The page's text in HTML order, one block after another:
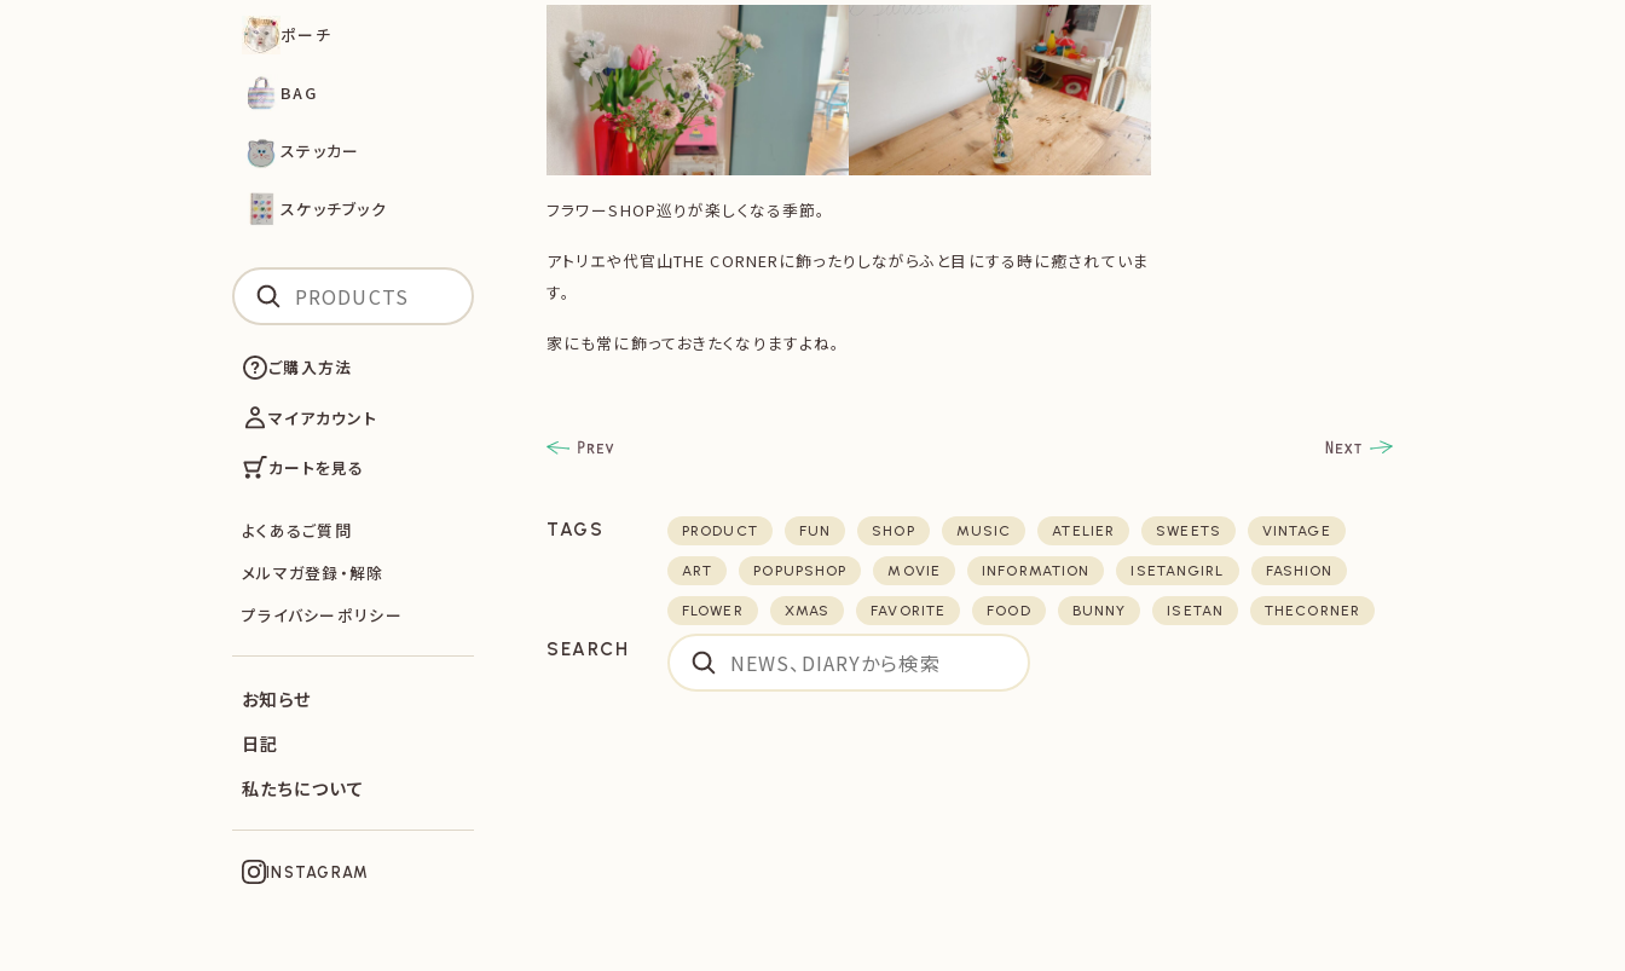
フラワーSHOP巡りが楽しくなる季節。
アトリエや代官山THE CORNERに飾ったりしながらふと目にする時に癒されていま
す。
家にも常に飾っておきたくなりますよね。
TAGS PRODUCT FUN SHOP MUSIC ATELIER SWEETS VINTAGE
ART POPUPSHOP MOVIE INFORMATION ISETANGIRL FASHION
FLOWER XMAS FAVORITE FOOD BUNNY ISETAN THECORNER
SEARCH
ポーチ
BAG
ステッカー
スケッチブック
ご購入方法
マイアカウント
カートを見る
よくあるご質問
メルマガ登録・解除
プライバシーポリシー
お知らせ
日記
私たちについて
INSTAGRAM